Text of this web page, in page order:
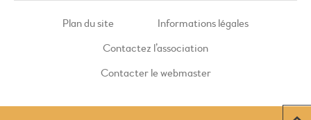
Plan du site
Informations légales
Contactez l’association
Contacter le webmaster